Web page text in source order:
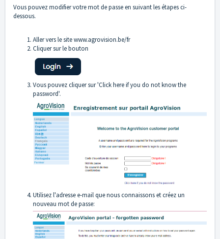
Vous pouvez modifier votre mot de passe en suivant les étapes ci-
dessous.
Aller vers le sitewww.agrovision.be/fr
Cliquer sur le bouton
Vous pouvez cliquer sur 'Click here if you do not know the
password'.
Utilisez l'adresse e-mail que nous connaissons et créez un
nouveau mot de passe: